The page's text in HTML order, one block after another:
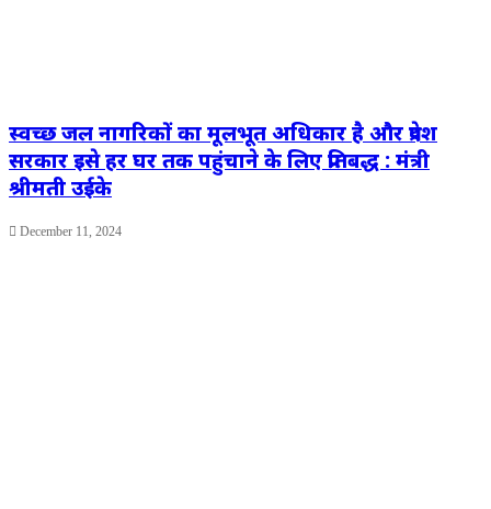
स्वच्छ जल नागरिकों का मूलभूत अधिकार है और प्रदेश
सरकार इसे हर घर तक पहुंचाने के लिए प्रतिबद्ध : मंत्री
श्रीमती उईके
December 11, 2024